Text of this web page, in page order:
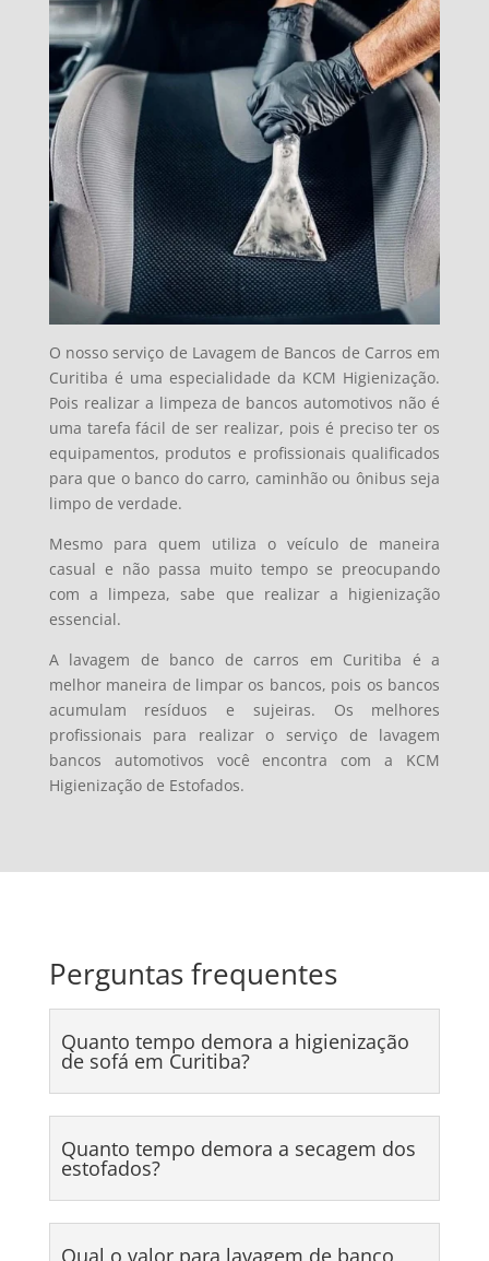
O nosso serviço de Lavagem de Bancos de Carros em
Curitiba é uma especialidade da KCM Higienização.
Pois realizar a limpeza de bancos automotivos não é
uma tarefa fácil de ser realizar, pois é preciso ter os
equipamentos, produtos e profissionais qualificados
para que o banco do carro, caminhão ou ônibus seja
limpo de verdade.
Mesmo para quem utiliza o veículo de maneira
casual e não passa muito tempo se preocupando
com a limpeza, sabe que realizar a higienização
essencial.
A lavagem de banco de carros em Curitiba é a
melhor maneira de limpar os bancos, pois os bancos
acumulam resíduos e sujeiras. Os melhores
profissionais para realizar o serviço de lavagem
bancos automotivos você encontra com a KCM
Higienização de Estofados.
Perguntas frequentes
Quanto tempo demora a higienização
de sofá em Curitiba?
Quanto tempo demora a secagem dos
estofados?
Qual o valor para lavagem de banco